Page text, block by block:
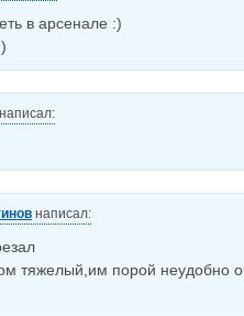
в арсенале :)
написал:
написал:
тяжелый,им порой неудобно